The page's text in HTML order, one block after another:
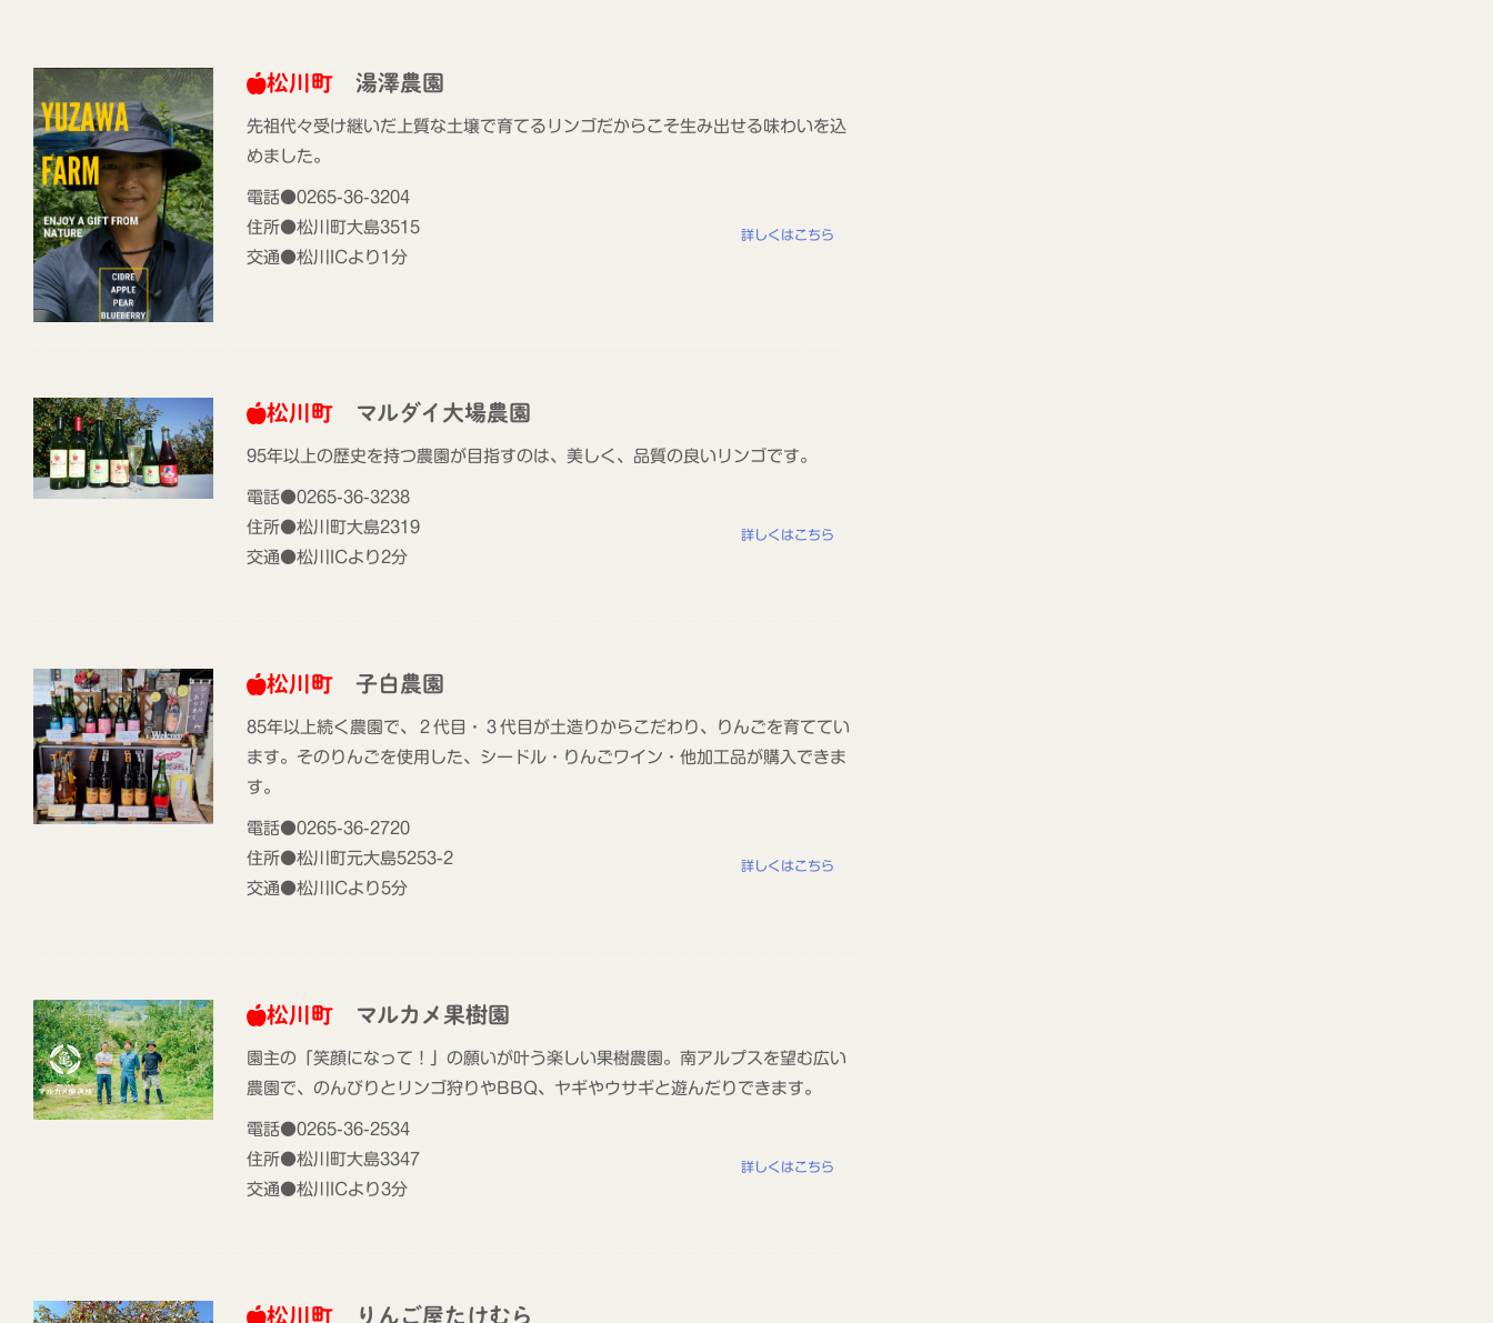
松川町 湯澤農園
先祖代々受け継いだ上質な土壌で育てるリンゴだからこそ生み出せる味わいを込
めました。
電話●0265-36-3204
住所●松川町大島3515
交通●松川ICより1分
詳しくはこちら
松川町 マルダイ大場農園
95年以上の歴史を持つ農園が目指すのは、美しく、品質の良いリンゴです。
電話●0265-36-3238
住所●松川町大島2319
交通●松川ICより2分
詳しくはこちら
松川町 子白農園
85年以上続く農園で、２代目・３代目が土造りからこだわり、りんごを育ててい
ます。そのりんごを使用した、シードル・りんごワイン・他加工品が購入できま
す。
電話●0265-36-2720
住所●松川町元大島5253-2
交通●松川ICより5分
詳しくはこちら
松川町 マルカメ果樹園
園主の「笑顔になって！」の願いが叶う楽しい果樹農園。南アルプスを望む広い
農園で、のんびりとリンゴ狩りやBBQ、ヤギやウサギと遊んだりできます。
電話●0265-36-2534
住所●松川町大島3347
交通●松川ICより3分
詳しくはこちら
松川町 りんご屋たけむら